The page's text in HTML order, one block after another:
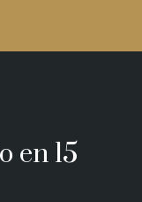
en 15